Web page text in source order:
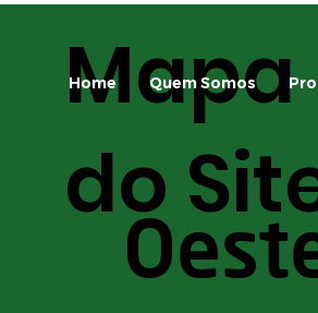
Mapa
do
Home Quem Somos